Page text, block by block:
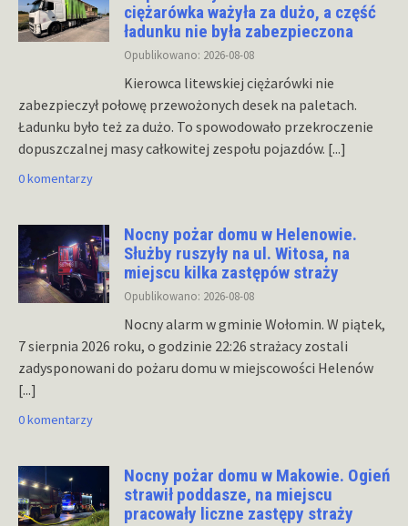
ciężarówka ważyła za dużo, a część
ładunku nie była zabezpieczona
Opublikowano: 2026-08-08
Kierowca litewskiej ciężarówki nie
zabezpieczył połowę przewożonych desek na paletach.
Ładunku było też za dużo. To spowodowało przekroczenie
dopuszczalnej masy całkowitej zespołu pojazdów. [...]
0 komentarzy
Nocny pożar domu w Helenowie.
Służby ruszyły na ul. Witosa, na
miejscu kilka zastępów straży
Opublikowano: 2026-08-08
Nocny alarm w gminie Wołomin. W piątek,
7 sierpnia 2026 roku, o godzinie 22:26 strażacy zostali
zadysponowani do pożaru domu w miejscowości Helenów
[...]
0 komentarzy
Nocny pożar domu w Makowie. Ogień
strawił poddasze, na miejscu
pracowały liczne zastępy straży